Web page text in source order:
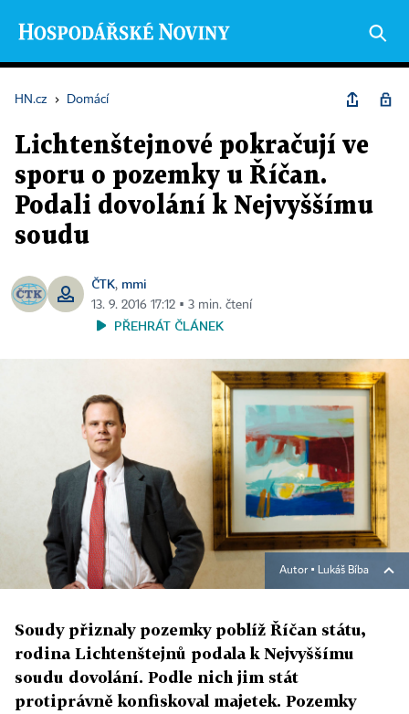
HN.cz › Domácí
Lichtenštejnové pokračují ve
sporu o pozemky u Říčan.
Podali dovolání k Nejvyššímu
soudu
ČTK, mmi
13. 9. 2016 17:12 ▪ 3 min. čtení
PŘEHRÁT ČLÁNEK
Autor ▪ Lukáš Bíba
Soudy přiznaly pozemky poblíž Říčan státu,
rodina Lichtenštejnů podala k Nejvyššímu
soudu dovolání. Podle nich jim stát
protiprávně konfiskoval majetek. Pozemky